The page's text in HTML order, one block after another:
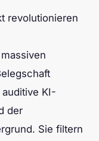
revolutionieren
KI-
der
Sie filtern